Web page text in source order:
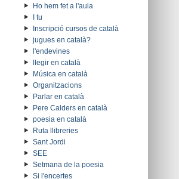
Ho hem fet a l'aula
I tu
Inscripció cursos de català
jugues en català?
l'endevines
llegir en català
Música en català
Organitzacions
Parlar en català
Pere Calders en català
poesia en català
Ruta llibreries
Sant Jordi
SEE
Setmana de la poesia
Si l'encertes